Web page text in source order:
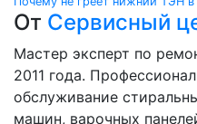
Навигация
по
записям
От Сервисный
Мастер эксперт по
2011 года.
обслуживание
машин, варочных